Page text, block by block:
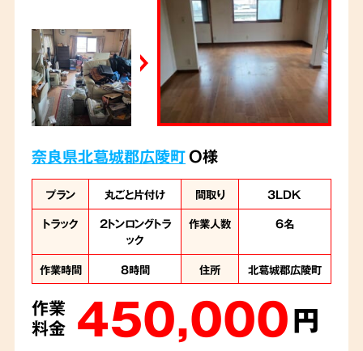
奈良県北葛城郡広陵町O様
プラン 丸ごと片付け 間取り
3LDK
トラック
2トンロングトラ
ック
作業人数 6名
作業時間 8時間 住所 北葛城郡広陵町
作業
料金 450,000円